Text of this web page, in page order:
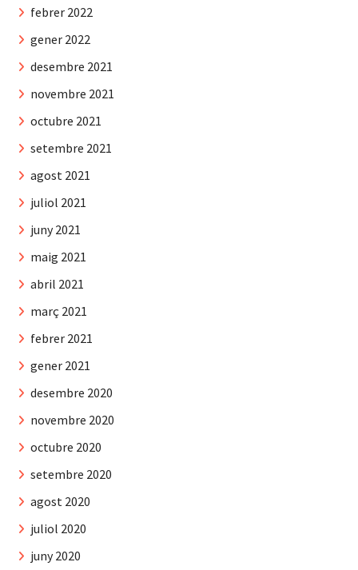
febrer 2022
gener 2022
desembre 2021
novembre 2021
octubre 2021
setembre 2021
agost 2021
juliol 2021
juny 2021
maig 2021
abril 2021
març 2021
febrer 2021
gener 2021
desembre 2020
novembre 2020
octubre 2020
setembre 2020
agost 2020
juliol 2020
juny 2020